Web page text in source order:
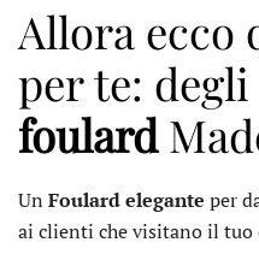
Allora ecco
per te:
foulard
Un Foulard elegante per
ai clienti che visitano il tuo